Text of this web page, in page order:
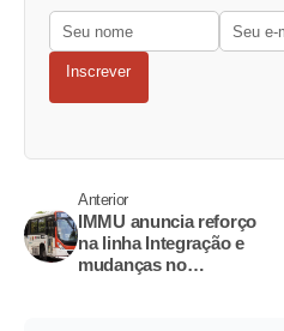
Inscrever
Anterior
IMMU anuncia reforço
na linha Integração e
mudanças no